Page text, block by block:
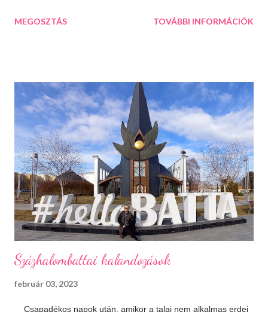
ami jó a télben: Végtelen mozizós estek Hamar sötétedik, ha
már nem gyakran esik a hó, de korizni akkor is lehet, minden
másért meg irány a Kékes, Dobogókő vagy Eplény. Sűrű
krémlevesek Van abban valami megnyugtató amikor az ember
egy tál tartalmas és forró krémlevest kanalaz. Illatos, forró
fürdők Azt hiszem ehhez nem is kell mit hozzáfűzni...
Hangulatfények mindenhol Bátran rakd velük tele te is a
lakásodat, meglátod milyen meghitt hangulatot teremtenek.
Isteni sütemények Diós, mákos, túrós, lekváro...
MEGOSZTÁS TOVÁBBI INFORMÁCIÓK
Százhalombattai kalandozások
február 03, 2023
Csapadékos napok után, amikor a talaj nem alkalmas erdei